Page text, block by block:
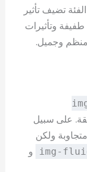
تضيف تأثير
طفيفة وتأثيرات
وجميل.
على سبيل
ولكن
img- و